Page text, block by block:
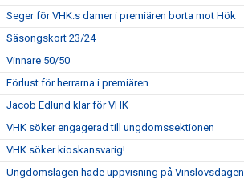
Seger för VHK:s damer i premiären borta mot Hök
Säsongskort 23/24
Vinnare 50/50
Förlust för herrarna i premiären
Jacob Edlund klar för VHK
VHK söker engagerad till ungdomssektionen
VHK söker kioskansvarig!
Ungdomslagen hade uppvisning på Vinslövsdagen